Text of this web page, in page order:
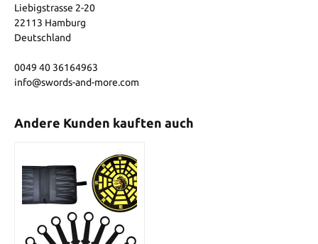
Liebigstrasse 2-20
22113 Hamburg
Deutschland
0049 40 36164963
info@swords-and-more.com
Andere Kunden kauften auch